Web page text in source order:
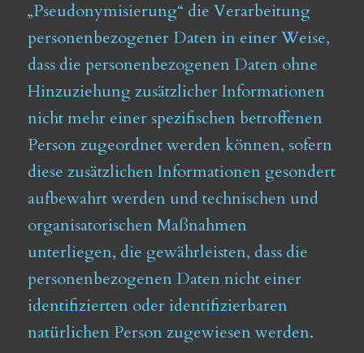
„Pseudonymisierung“ die Verarbeitung
personenbezogener Daten in einer Weise,
dass die personenbezogenen Daten ohne
Hinzuziehung zusätzlicher Informationen
nicht mehr einer spezifischen betroffenen
Person zugeordnet werden können, sofern
diese zusätzlichen Informationen gesondert
aufbewahrt werden und technischen und
organisatorischen Maßnahmen
unterliegen, die gewährleisten, dass die
personenbezogenen Daten nicht einer
identifizierten oder identifizierbaren
natürlichen Person zugewiesen werden.